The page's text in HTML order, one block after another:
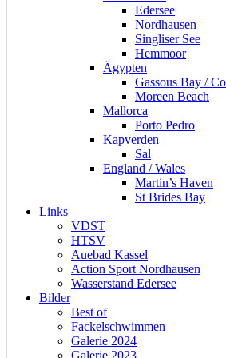
Edersee
Nordhausen
Singliser See
Hemmoor
Ägypten
Gassous Bay /
Moreen Beach
Mallorca
Porto Pedro
Kapverden
Sal
England / Wales
Martin’s Haven
St Brides Bay
Links
VDST
HTSV
Auebad Kassel
Action Sport Nordhausen
Wasserstand Edersee
Bilder
Best of
Fackelschwimmen
Galerie 2024
Galerie 2023